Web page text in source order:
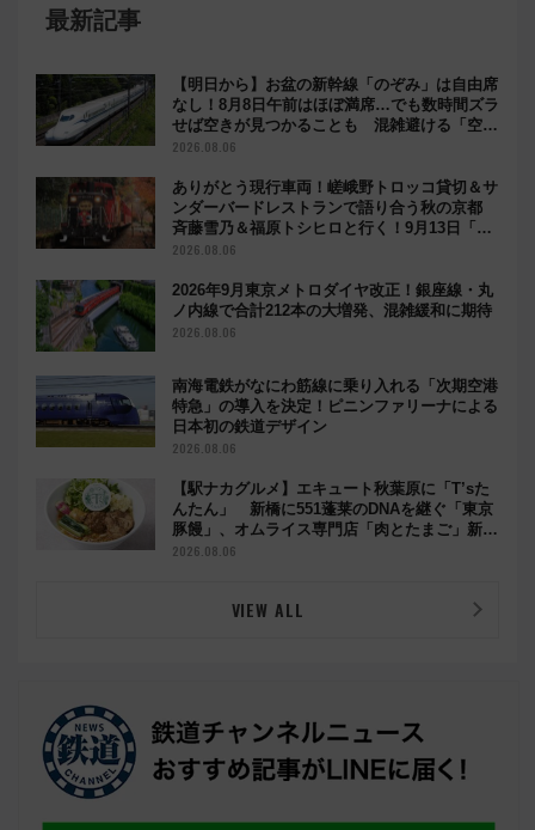
最新記事
【明日から】お盆の新幹線「のぞみ」は自由席
なし！8月8日午前はほぼ満席…でも数時間ズラ
せば空きが見つかることも 混雑避ける「空
席」探しのコツ
2026.08.06
ありがとう現行車両！嵯峨野トロッコ貸切＆サ
ンダーバードレストランで語り合う秋の京都
斉藤雪乃＆福原トシヒロと行く！9月13日「京
都の鉄道満喫ツアー」開催
2026.08.06
2026年9月東京メトロダイヤ改正！銀座線・丸
ノ内線で合計212本の大増発、混雑緩和に期待
2026.08.06
南海電鉄がなにわ筋線に乗り入れる「次期空港
特急」の導入を決定！ピニンファリーナによる
日本初の鉄道デザイン
2026.08.06
【駅ナカグルメ】エキュート秋葉原に「T’sた
んたん」 新橋に551蓬莱のDNAを継ぐ「東京
豚饅」、オムライス専門店「肉とたまご」新グ
ルメ続々登場！【2026年8月】
2026.08.06
VIEW ALL